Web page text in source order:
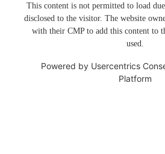
This content is not permitted to load
disclosed to the visitor. The website
with their CMP to add this content to
used.
Powered by Usercentrics
Platform